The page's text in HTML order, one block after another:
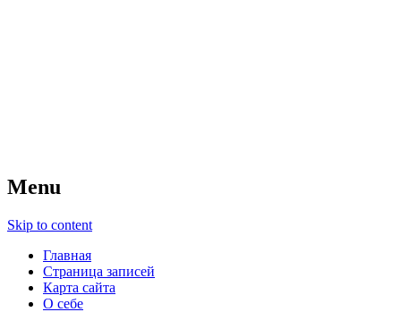
Menu
Skip to content
Главная
Страница записей
Карта сайта
О себе